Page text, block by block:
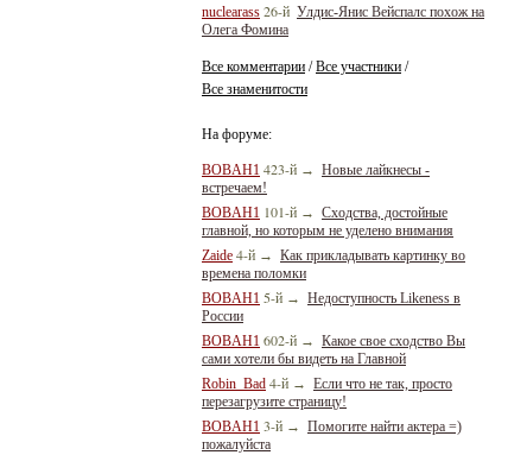
nuclearass 26-й Улдис-Янис Вейспалс похож на
Олега Фомина
Все комментарии /Все участники /
Все знаменитости
На форуме:
BOBAH1 423-й → Новые лайкнесы -
встречаем!
BOBAH1 101-й → Сходства, достойные
главной, но которым не уделено внимания
Zaide 4-й → Как прикладывать картинку во
времена поломки
BOBAH1 5-й → Недоступность Likeness в
России
BOBAH1 602-й → Какое свое сходство Вы
сами хотели бы видеть на Главной
Robin_Bad 4-й → Если что не так, просто
перезагрузите страницу!
BOBAH1 3-й → Помогите найти актера =)
пожалуйста